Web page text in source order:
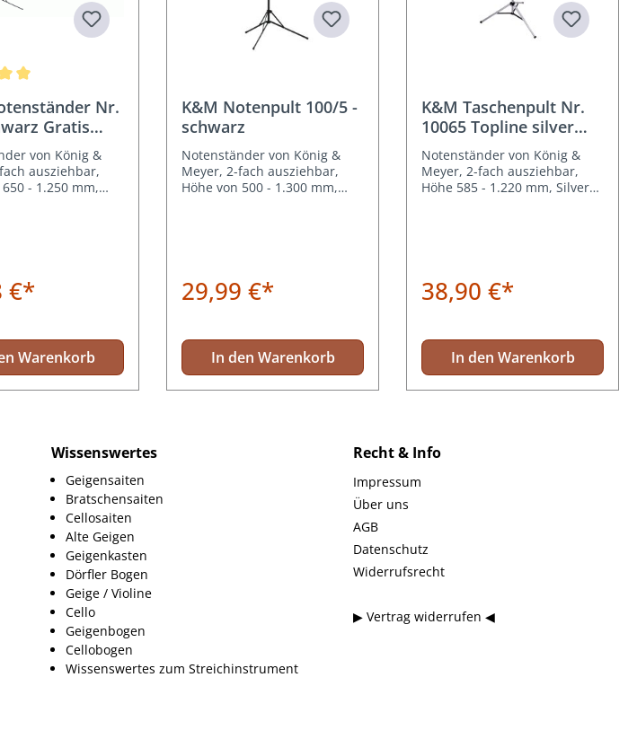
Nr.
Gratis
von König &
ausziehbar,
- 1.250 mm,
€*
Warenkorb
K&M Notenpult 100/5 -
schwarz
Notenständer von König &
Meyer, 2-fach ausziehbar,
Höhe von 500 - 1.300 mm,
29,99 €*
In den Warenkorb
K&M Taschenpult Nr.
10065 Topline silver
shadow
Notenständer von König &
Meyer, 2-fach ausziehbar,
Höhe 585 - 1.220 mm, Silver
38,90 €*
In den Warenkorb
Recht & Info
Impressum
Über uns
AGB
Datenschutz
Widerrufsrecht
▶ Vertrag widerrufen ◀
Wissenswertes
Geigensaiten
Bratschensaiten
Cellosaiten
Alte Geigen
Geigenkasten
Dörfler Bogen
Geige / Violine
Cello
Geigenbogen
Cellobogen
Wissenswertes zum Streichinstrument